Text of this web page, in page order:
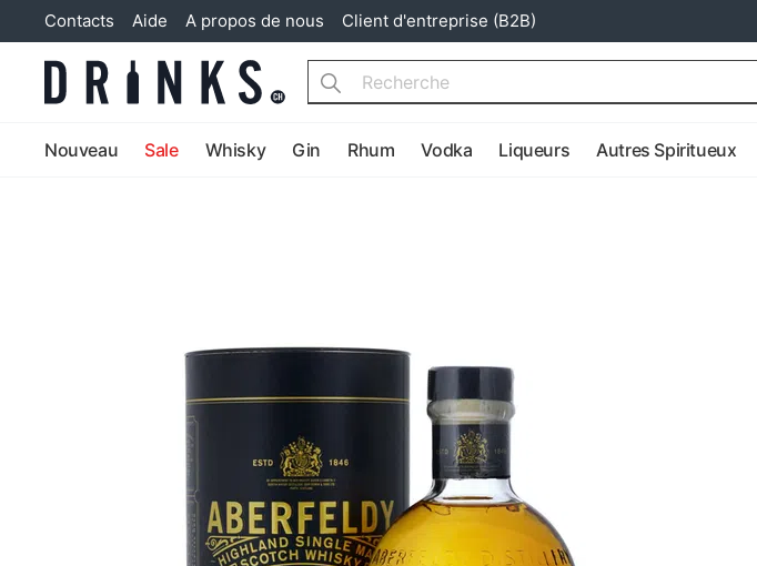
Contacts Aide A propos de nous Client d'entreprise (B2B)
Search
Nouveau Sale Whisky Gin Rhum Vodka Liqueurs Autres Spiritueux